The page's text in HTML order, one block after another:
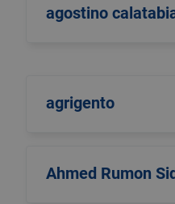
agostino
agrigento
Ahmed Rumon